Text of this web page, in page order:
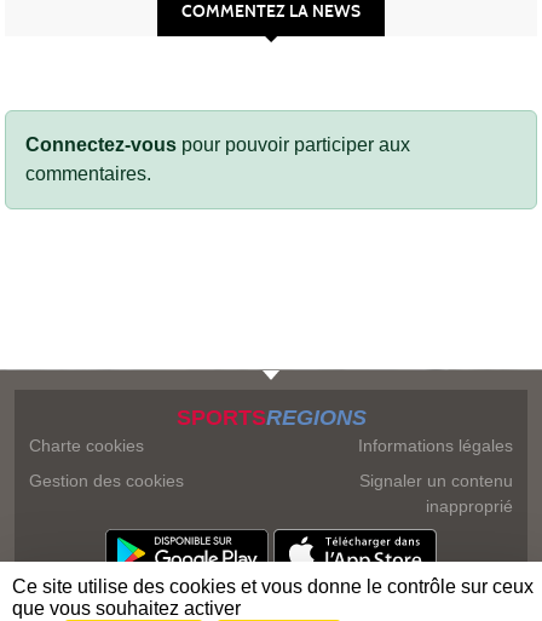
COMMENTEZ LA NEWS
Connectez-vous pour pouvoir participer aux
commentaires.
SPORTSREGIONS
Charte cookies
Gestion des cookies
Informations légales
Signaler un contenu
inapproprié
Ce site utilise des cookies et vous donne le contrôle sur ceux
que vous souhaitez activer